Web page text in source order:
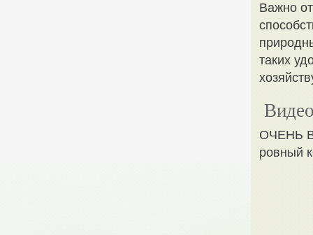
Важно
таких
ОЧЕНЬ
ровный